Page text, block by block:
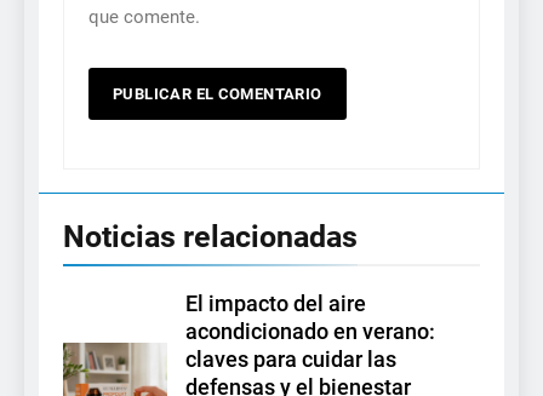
que comente.
Noticias relacionadas
El impacto del aire
acondicionado en verano:
claves para cuidar las
defensas y el bienestar